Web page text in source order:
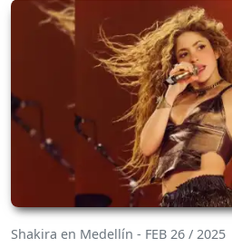
Shakira en Medellín - FEB 26 / 2025